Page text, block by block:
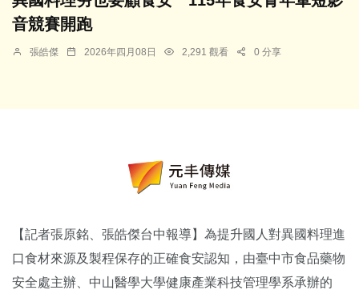
音競賽開跑
張皓傑 2026年四月08日 2,291 觀看 0 分享
【記者張原銘、張皓傑台中報導】為提升國人對異國料理進
口食材來源及製程保存的正確食安認知，由臺中市食品藥物
安全處主辦、中山醫學大學健康產業科技管理學系承辦的